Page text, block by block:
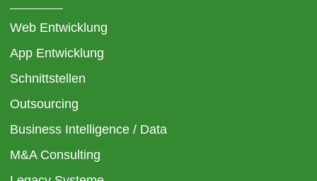
Web Entwicklung
App Entwicklung
Schnittstellen
Outsourcing
Business Intelligence / Data
M&A Consulting